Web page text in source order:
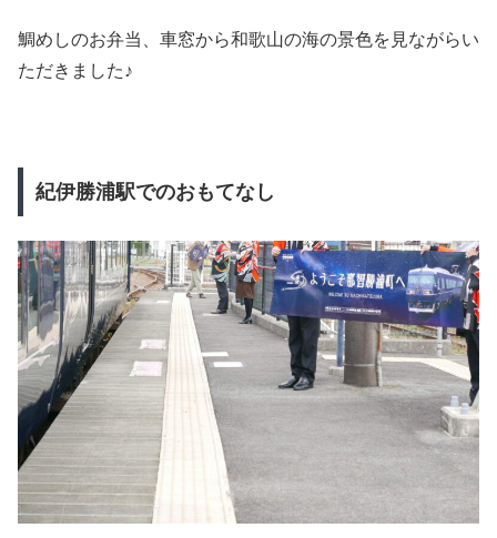
鯛めしのお弁当、車窓から和歌山の海の景色を見ながらい
ただきました♪
紀伊勝浦駅でのおもてなし